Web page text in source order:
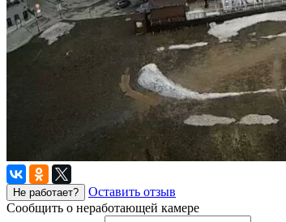
Не работает?
Оставить отзыв
Сообщить о неработающей камере